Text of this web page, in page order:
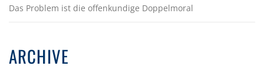
Das Problem ist die offenkundige Doppelmoral
ARCHIVE